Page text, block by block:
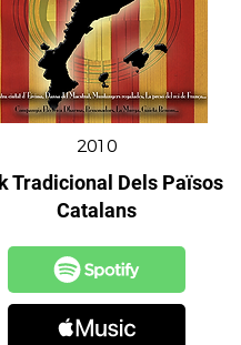
2010
Tradicional Dels Països
Catalans